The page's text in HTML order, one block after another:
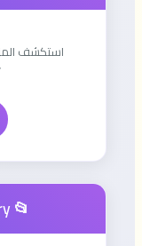
استكشف
📂 second bac vocabulary